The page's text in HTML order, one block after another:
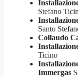
Stefano
Santo
Collaudo
Ticino
Immergas